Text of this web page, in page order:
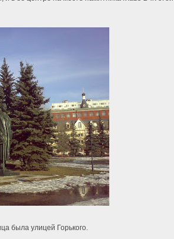
была улицей Горького.